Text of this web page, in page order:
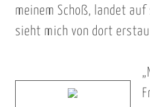
meinem Schoß, landet auf
sieht mich von dort